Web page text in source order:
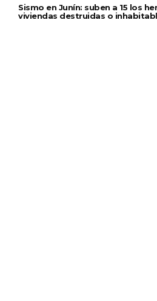
Sismo en Junín: suben a 15 los
viviendas destruidas o